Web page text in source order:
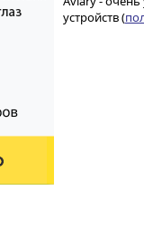
устройств (